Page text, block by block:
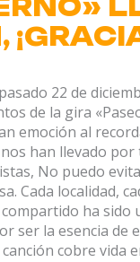
22 de
de la gira
emoción al
han llevado por
No puedo
Cada localidad,
ha sido
ser la esencia de
cobre vida